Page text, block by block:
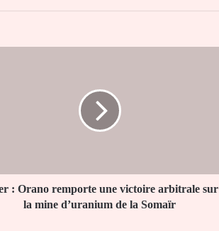
: Orano remporte une victoire arbitrale sur
la mine d’uranium de la Somaïr